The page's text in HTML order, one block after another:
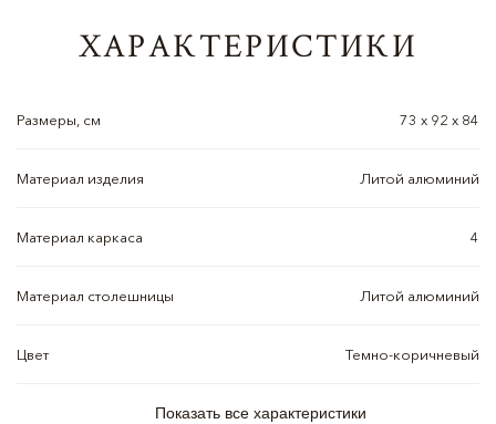
ХАРАКТЕРИСТИКИ
Размеры, см 73 х 92 х 84
Материал изделия Литой алюминий
Материал каркаса 4
Материал столешницы Литой алюминий
Цвет Темно-коричневый
Показать все характеристики